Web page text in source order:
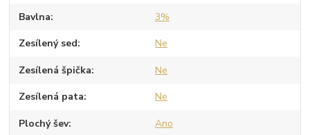
Bavlna 3%
Zesílený sed Ne
Zesílená špička Ne
Zesílená pata Ne
Plochý šev Ano